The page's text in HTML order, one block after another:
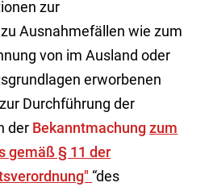
zur
Ausnahmefällen wie zum
von im Ausland oder
erworbenen
Durchführung der
der Bekanntmachungzum
gemäß § 11 der
“des